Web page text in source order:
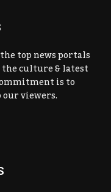
top news portals
culture & latest
is to
viewers.